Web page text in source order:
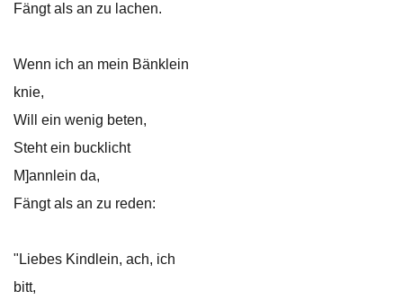
Fängt als an zu lachen.
Wenn ich an mein Bänklein
knie,
Will ein wenig beten,
Steht ein bucklicht
M]annlein da,
Fängt als an zu reden:
"Liebes Kindlein, ach, ich
bitt,